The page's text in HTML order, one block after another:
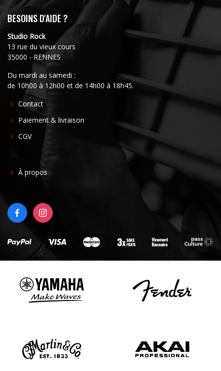
BESOINS D'AIDE ?
Studio Rock
13 rue du vieux cours
35000 - RENNES
Du mardi au samedi :
de 10h00 à 12h00 et de 14h00 à 18h45.
FOOTER
CENTER
Contact
Paiement & livraison
CGV
FOOTER
À propos
FACEBOOKINSTAGRAM